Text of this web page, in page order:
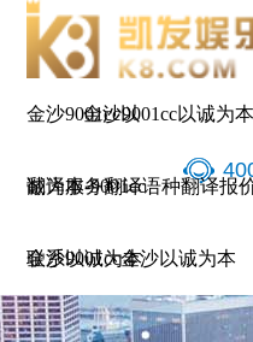
金沙9001cc以
诚为本-9001cc
金沙以诚为本
金沙9001cc以诚为
翻译服务翻译语种翻译报
联系9001cc金沙以诚为本